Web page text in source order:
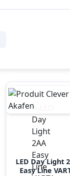
LED Day Light
Easy Line